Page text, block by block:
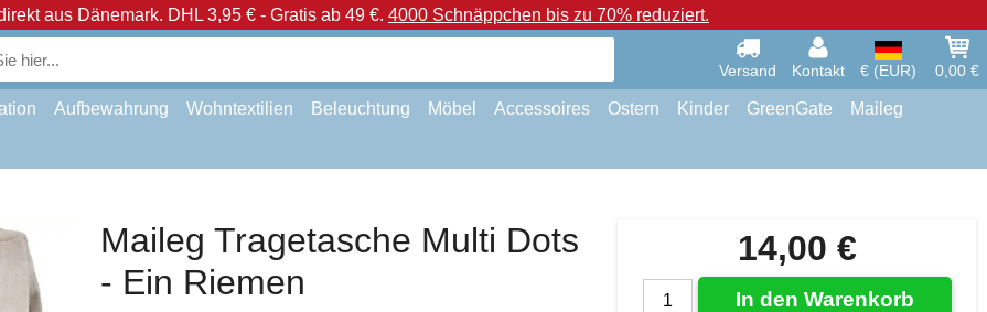
aus Dänemark. DHL 3,95 € - Gratis ab 49 €. 4000 Schnäppchen bis zu 70% reduziert.
Versand Kontakt € (EUR) 0,00 €
Aufbewahrung Wohntextilien Beleuchtung Möbel Accessoires Ostern Kinder GreenGate Maileg
14,00 €
In den Warenkorb
Maileg Tragetasche Multi Dots
- Ein Riemen